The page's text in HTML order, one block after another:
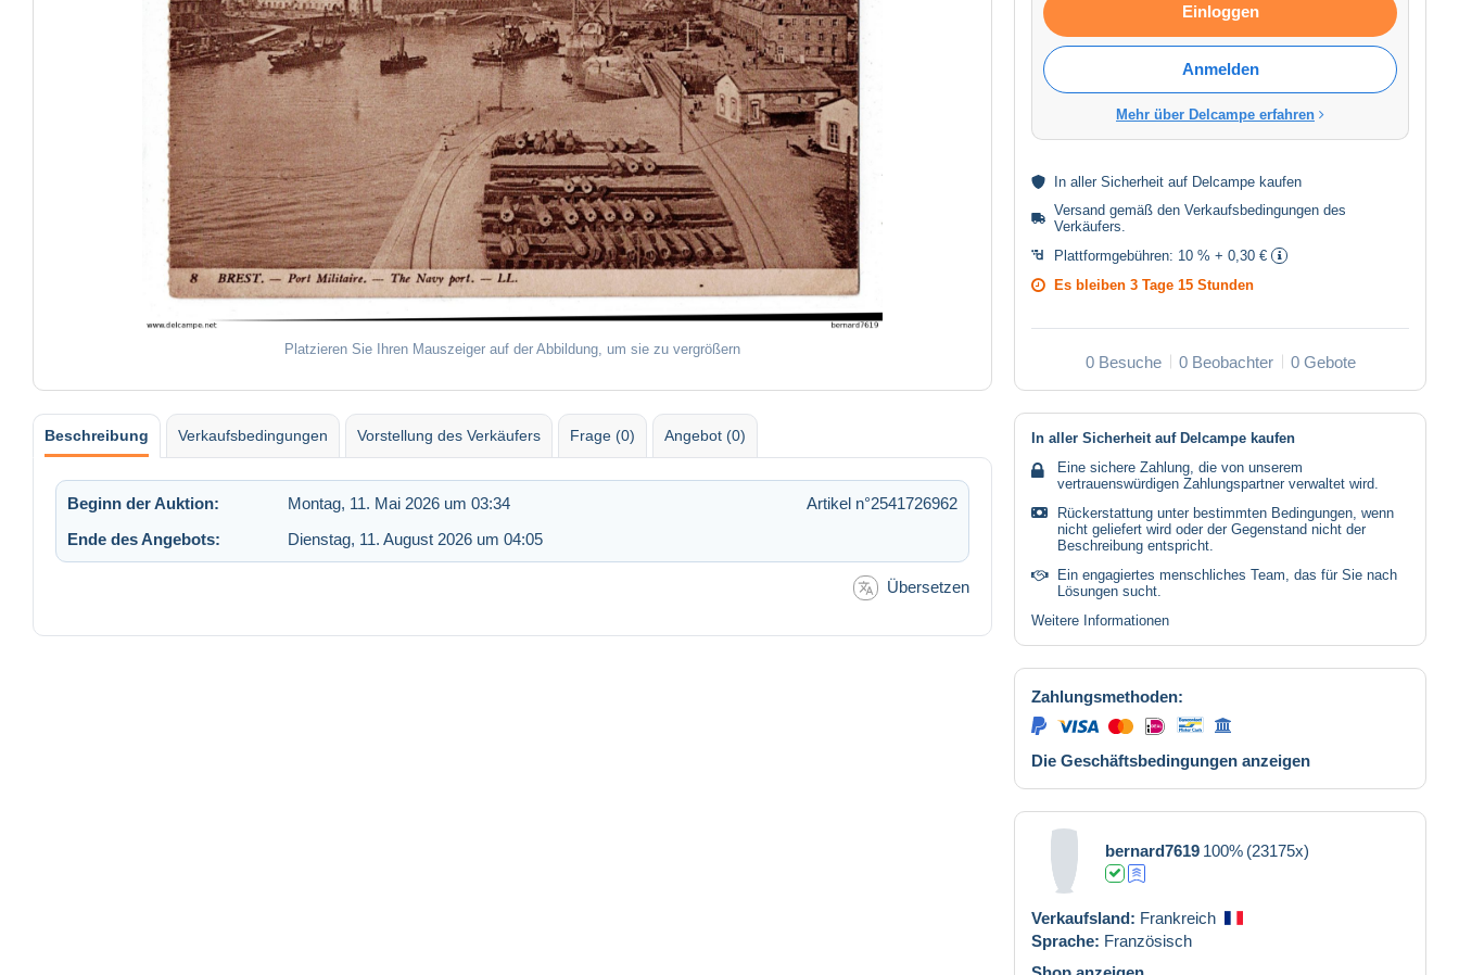
Platzieren Sie Ihren Mauszeiger auf der Abbildung, um sie zu vergrößern
Einloggen
Anmelden
Mehr über Delcampe erfahren
In aller Sicherheit auf Delcampe kaufen
Versand gemäß den Verkaufsbedingungen des
Verkäufers
Plattformgebühren: 10 % + 0,30 €
Es bleiben 3 Tage 15 Stunden
0 Besuche 0 Beobachter 0 Gebote
Beschreibung Verkaufsbedingungen Vorstellung des Verkäufers Frage (0) Angebot (0)
Beginn der Auktion: Montag, 11. Mai 2026 um 03:34
Artikel n°2541726962
Ende des Angebots:
Dienstag, 11. August 2026 um 04:05
Übersetzen
In aller Sicherheit auf Delcampe kaufen
Eine sichere Zahlung, die von unserem
vertrauenswürdigen Zahlungspartner verwaltet wird.
Rückerstattung unter bestimmten Bedingungen, wenn
nicht geliefert wird oder der Gegenstand nicht der
Beschreibung entspricht.
Ein engagiertes menschliches Team, das für Sie nach
Lösungen sucht.
Weitere Informationen
Zahlungsmethoden:
Die Geschäftsbedingungen anzeigen
bernard7619 100% (23175x)
Verkaufsland: Frankreich
Sprache: Französisch